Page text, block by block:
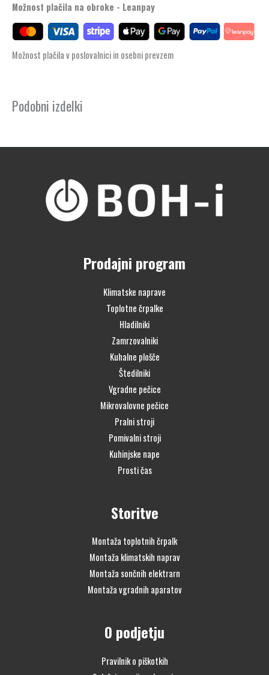
Možnost plačila na obroke - Leanpay
Možnost plačila v poslovalnici in osebni prevzem
Podobni izdelki
Prodajni program
Klimatske naprave
Toplotne črpalke
Hladilniki
Zamrzovalniki
Kuhalne plošče
Štedilniki
Vgradne pečice
Mikrovalovne pečice
Pralni stroji
Pomivalni stroji
Kuhinjske nape
Prosti čas
Storitve
Montaža toplotnih črpalk
Montaža klimatskih naprav
Montaža sončnih elektrarn
Montaža vgradnih aparatov
O podjetju
Pravilnik o piškotkih